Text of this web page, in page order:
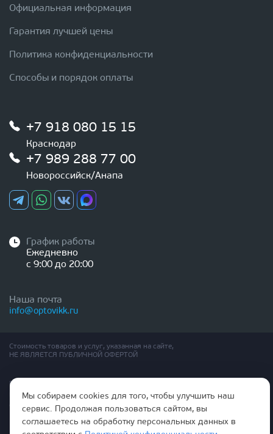
Официальная информация
Гарантия лучшей цены
Политика конфиденциальности
Способы и порядок оплаты
+7 918 080 15 15
Краснодар
+7 989 288 77 00
Новороссийск/Анапа
График работы
Ежедневно
с 9:00 до 20:00
Наша почта
info@optovikk.ru
Стоимость товаров и услуг, указанная на сайте,
НЕ ЯВЛЯЕТСЯ ПУБЛИЧНОЙ ОФЕРТОЙ
Правила эксплутации входных и межкомнатных дверей
Политика обработки персональных данных
Согласие на обработку персональных данных
Мы собираем cookies для того, чтобы улучшить наш
сервис. Продолжая пользоваться сайтом, вы
соглашаетесь на обработку персональных данных в